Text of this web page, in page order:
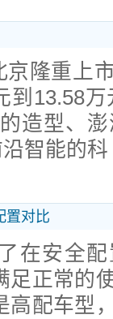
京隆重上
到13.58
造型、
智能的科
置对比
在安全
足正常的
高配车型